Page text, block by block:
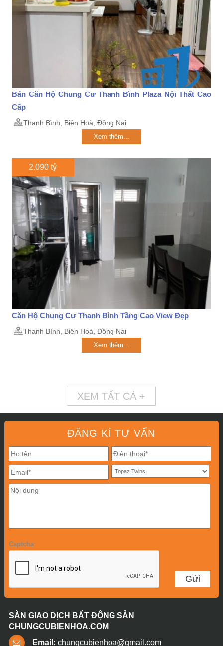
Bán Căn Hộ Chung Cư Thanh Bình Plaza Nội Thất Cao
Cấp
Thanh Bình, Biên Hoà, Đồng Nai
Xem thêm...
2.090 tỷ
Căn Hộ Chung Cư Thanh Bình Tầng Cao View Đẹp
Thanh Bình, Biên Hoà, Đồng Nai
Xem thêm...
XEM TẤT CẢ +
ĐĂNG KÍ TƯ VẤN
Captcha
SÀN GIAO DỊCH BẤT ĐỘNG SẢN
CHUNGCUBIENHOA.COM
Email: chungcubienhoa@gmail.com